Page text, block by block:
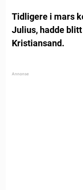
Tidligere i mars
Julius, hadde
Kristiansand.